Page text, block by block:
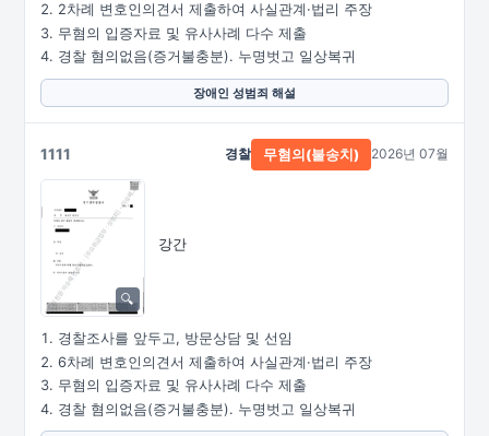
2차례 변호인의견서 제출하여 사실관계·법리 주장
무혐의 입증자료 및 유사사례 다수 제출
경찰 혐의없음(증거불충분). 누명벗고 일상복귀
장애인 성범죄 해설
1111
강간
경찰 무혐의(불송치) 2026년 07월
경찰조사를 앞두고, 방문상담 및 선임
6차례 변호인의견서 제출하여 사실관계·법리 주장
무혐의 입증자료 및 유사사례 다수 제출
경찰 혐의없음(증거불충분). 누명벗고 일상복귀